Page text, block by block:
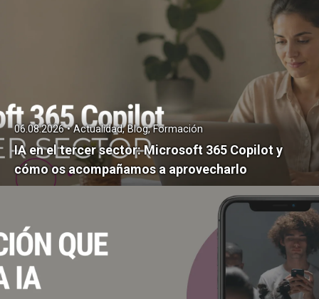
IA en el tercer sector: Microsoft 365 Copilot y
cómo os acompañamos a aprovecharlo
06.08.2026 • Actualidad, Blog, Formación